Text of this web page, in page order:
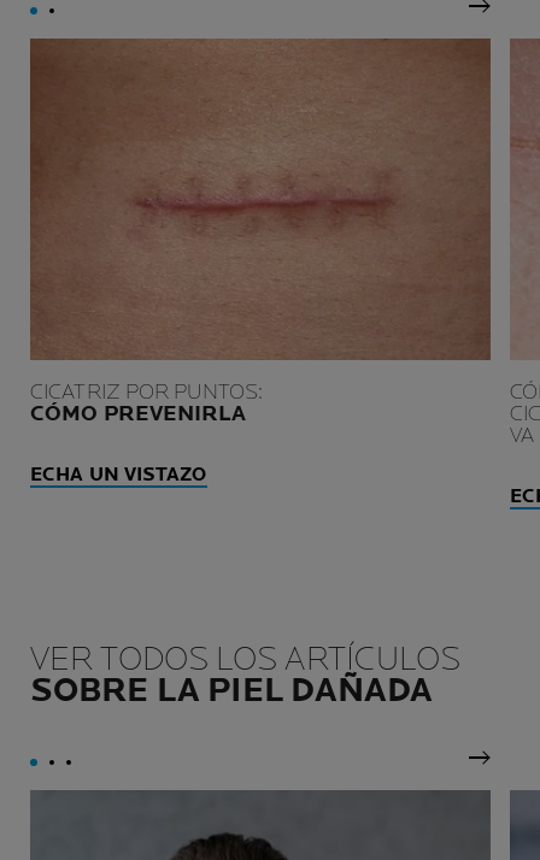
CICATRIZ POR PUNTOS:
CÓMO PREVENIRLA
ECHA UN VISTAZO
VER TODOS LOS ARTÍCULOS
SOBRE LA PIEL DAÑADA